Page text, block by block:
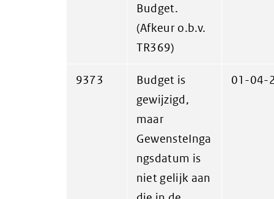
Budget.
(Afkeur o.b.v.
TR369)
9373
Budget is
gewijzigd,
maar
GewensteInga
ngsdatum is
niet gelijk aan
01-04-